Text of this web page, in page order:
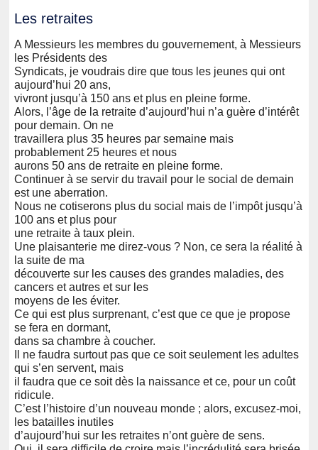
Les retraites
A Messieurs les membres du gouvernement, à Messieurs
les Présidents des
Syndicats, je voudrais dire que tous les jeunes qui ont
aujourd’hui 20 ans,
vivront jusqu’à 150 ans et plus en pleine forme.
Alors, l’âge de la retraite d’aujourd’hui n’a guère d’intérêt
pour demain. On ne
travaillera plus 35 heures par semaine mais
probablement 25 heures et nous
aurons 50 ans de retraite en pleine forme.
Continuer à se servir du travail pour le social de demain
est une aberration.
Nous ne cotiserons plus du social mais de l’impôt jusqu’à
100 ans et plus pour
une retraite à taux plein.
Une plaisanterie me direz-vous ? Non, ce sera la réalité à
la suite de ma
découverte sur les causes des grandes maladies, des
cancers et autres et sur les
moyens de les éviter.
Ce qui est plus surprenant, c’est que ce que je propose
se fera en dormant,
dans sa chambre à coucher.
Il ne faudra surtout pas que ce soit seulement les adultes
qui s’en servent, mais
il faudra que ce soit dès la naissance et ce, pour un coût
ridicule.
C’est l’histoire d’un nouveau monde ; alors, excusez-moi,
les batailles inutiles
d’aujourd’hui sur les retraites n’ont guère de sens.